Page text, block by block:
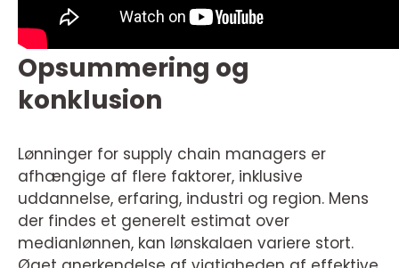
Opsummering og
konklusion
Lønninger for supply chain managers er
afhængige af flere faktorer, inklusive
uddannelse, erfaring, industri og region. Mens
der findes et generelt estimat over
medianlønnen, kan lønskalaen variere stort.